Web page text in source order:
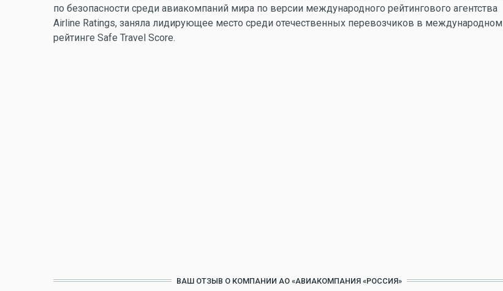
по безопасности среди авиакомпаний мира по версии международного рейтингового агентства
Airline Ratings, заняла лидирующее место среди отечественных перевозчиков в международном
рейтинге Safe Travel Score.
ВАШ ОТЗЫВ О КОМПАНИИ АО «АВИАКОМПАНИЯ «РОССИЯ»